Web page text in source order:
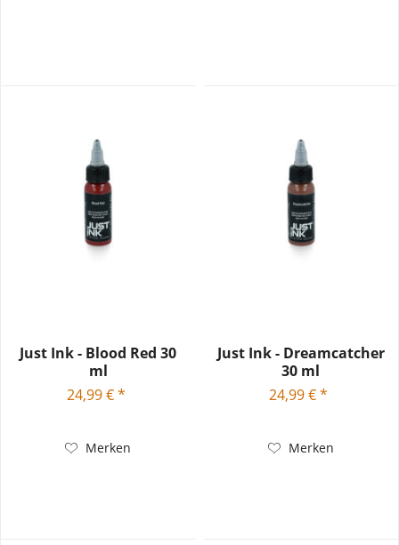
Just Ink - Blood Red 30
ml
24,99 € *
Merken
Just Ink - Dreamcatcher
30 ml
24,99 € *
Merken